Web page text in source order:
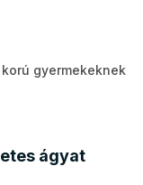
gyermekeknek
ágyat